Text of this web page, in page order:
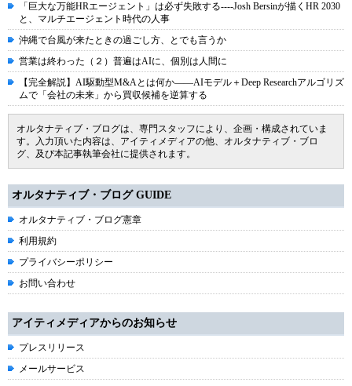
「巨大な万能HRエージェント」は必ず失敗する----Josh Bersinが描くHR 2030
と、マルチエージェント時代の人事
沖縄で台風が来たときの過ごし方、とでも言うか
営業は終わった（２）普遍はAIに、個別は人間に
【完全解説】AI駆動型M&Aとは何か――AIモデル＋Deep Researchアルゴリズ
ムで「会社の未来」から買収候補を逆算する
オルタナティブ・ブログは、専門スタッフにより、企画・構成されていま
す。入力頂いた内容は、アイティメディアの他、オルタナティブ・ブロ
グ、及び本記事執筆会社に提供されます。
オルタナティブ・ブログ GUIDE
オルタナティブ・ブログ憲章
利用規約
プライバシーポリシー
お問い合わせ
アイティメディアからのお知らせ
プレスリリース
メールサービス